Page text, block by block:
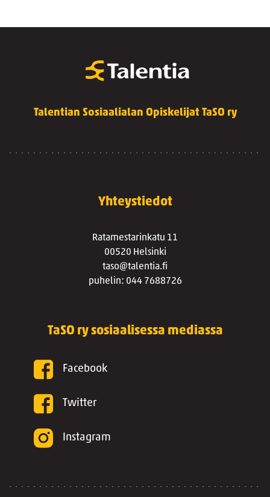
Talentian Sosiaalialan Opiskelijat TaSO ry
Yhteystiedot
Ratamestarinkatu 11
00520 Helsinki
taso@talentia.fi
puhelin: 044 7688726
TaSO ry sosiaalisessa mediassa
Facebook
Twitter
Instagram